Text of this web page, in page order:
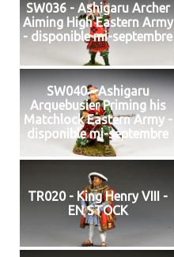
SW036 - Ashigaru Archer
Aiming High Eastern Army
- disponible mi-septembre
SW040 - Ashigaru
Arquebusier Priming his
Matchlock Eastern Army -
disponible mi-septembre
TR020 - King Henry VIII -
EN STOCK